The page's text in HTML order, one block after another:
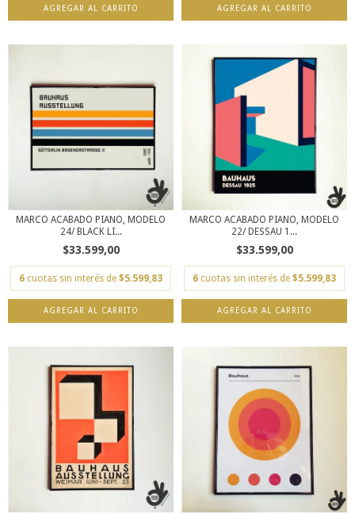
AGREGAR AL CARRITO AGREGAR AL CARRITO
MARCO ACABADO PIANO, MODELO
24/ BLACK LI...
$33.599,00
6 cuotas sin interés de $5.599,83
AGREGAR AL CARRITO
MARCO ACABADO PIANO, MODELO
22/ DESSAU 1...
$33.599,00
6 cuotas sin interés de $5.599,83
AGREGAR AL CARRITO